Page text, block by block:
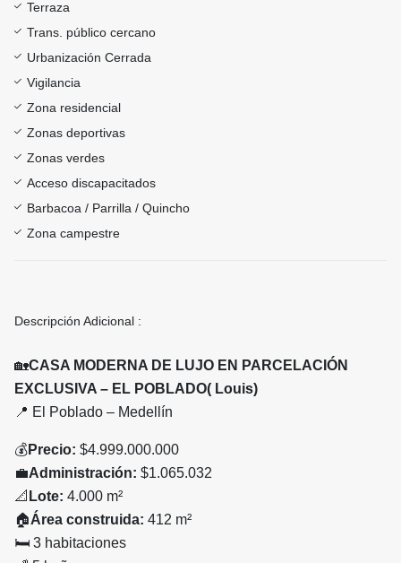
Terraza
Trans. público cercano
Urbanización Cerrada
Vigilancia
Zona residencial
Zonas deportivas
Zonas verdes
Acceso discapacitados
Barbacoa / Parrilla / Quincho
Zona campestre
Descripción Adicional :
🏡CASA MODERNA DE LUJO EN PARCELACIÓN
EXCLUSIVA – EL POBLADO( Louis)
📍 El Poblado – Medellín
💰Precio: $4.999.000.000
💼Administración: $1.065.032
📐 Lote: 4.000 m²
🏠Área construida: 412 m²
🛏 ️ 3 habitaciones